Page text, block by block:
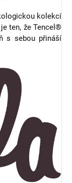
kolekcí
ten, že Tencel®
s sebou přináší